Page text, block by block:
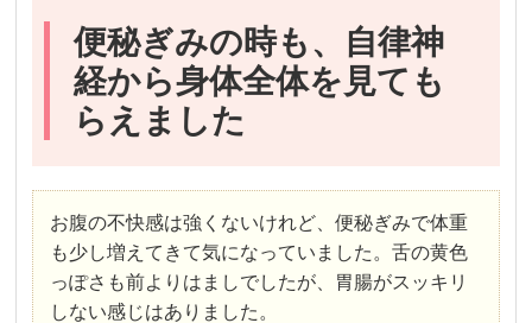
便秘ぎみの時も、自律神
経から身体全体を見ても
らえました
お腹の不快感は強くないけれど、便秘ぎみで体重
も少し増えてきて気になっていました。舌の黄色
っぽさも前よりはましでしたが、胃腸がスッキリ
しない感じはありました。